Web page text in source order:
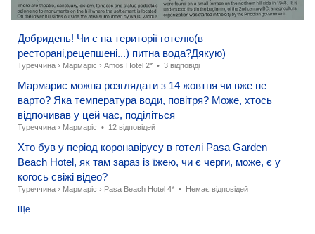
Добридень! Чи є на території готелю(в
ресторані,рецепшені...) питна вода?Дякую)
Туреччина › Мармаріс › Amos Hotel 2* • 3 відповіді
Мармарис можна розглядати з 14 жовтня чи вже не
варто? Яка температура води, повітря? Може, хтось
відпочивав у цей час, поділіться
Туреччина › Мармаріс • 12 відповідей
Хто був у період коронавірусу в готелі Pasa Garden
Beach Hotel, як там зараз із їжею, чи є черги, може, є у
когось свіжі відео?
Туреччина › Мармаріс › Pasa Beach Hotel 4* • Немає відповідей
Ще...